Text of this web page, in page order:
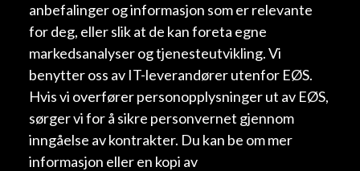
anbefalinger og informasjon som er relevante
for deg, eller slik at de kan foreta egne
markedsanalyser og tjenesteutvikling. Vi
benytter oss av IT-leverandører utenfor EØS.
Hvis vi overfører personopplysninger ut av EØS,
sørger vi for å sikre personvernet gjennom
inngåelse av kontrakter. Du kan be om mer
informasjon eller en kopi av